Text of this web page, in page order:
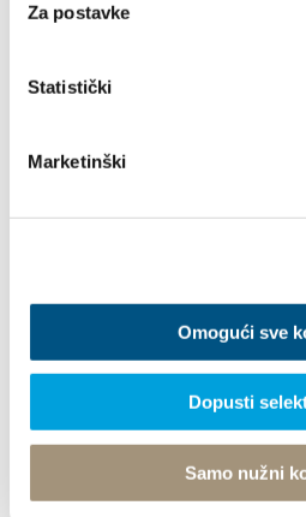
Za postavke
Statistički
Marketinški
Omogući sve
Dopusti
Samo nužni
Villa Nika, Kamberovo šetalište 30